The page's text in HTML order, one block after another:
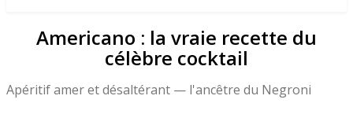
Americano : la vraie recette du
célèbre cocktail
Apéritif amer et désaltérant — l'ancêtre du Negroni